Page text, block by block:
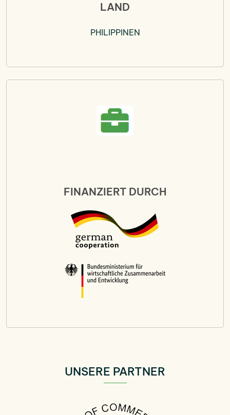
LAND
PHILIPPINEN
FINANZIERT DURCH
UNSERE PARTNER